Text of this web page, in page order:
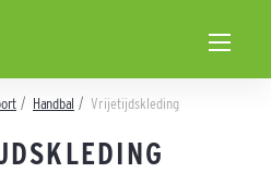
Handbal Vrijetijdskleding